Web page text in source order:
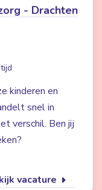
- Drachten
kinderen en
snel in
verschil. Ben jij
vacature